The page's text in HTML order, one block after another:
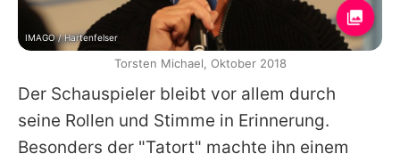
Der Schauspieler bleibt vor allem durch
seine Rollen und Stimme in Erinnerung.
Besonders der "Tatort" machte ihn einem
IMAGO / Hartenfelser
Torsten Michael, Oktober 2018